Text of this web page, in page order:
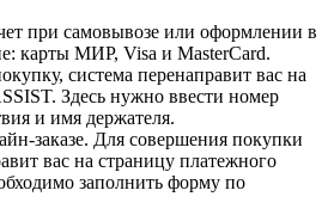
при самовывозе или оформлении в
карты МИР, Visa и MasterCard.
система перенаправит вас на
Здесь нужно ввести номер
и имя держателя.
заказе. Для совершения покупки
вас на страницу платежного
заполнить форму по